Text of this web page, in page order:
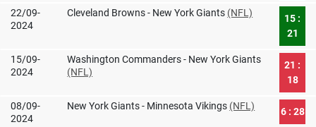
22/09-
2024
Cleveland Browns - New York Giants (NFL)
15 :
21
15/09-
2024
Washington Commanders - New York Giants
(NFL)
21 :
18
08/09-
2024
New York Giants - Minnesota Vikings (NFL) 6 : 28